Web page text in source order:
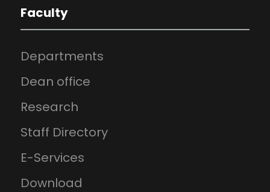
Faculty
Departments
Dean office
Research
Staff Directory
E-Services
Download